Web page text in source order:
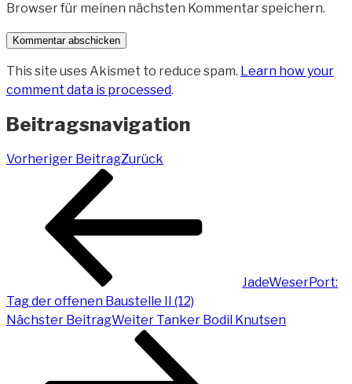
Browser für meinen nächsten Kommentar speichern.
This site uses Akismet to reduce spam. Learn how your
comment data is processed.
Beitragsnavigation
Vorheriger BeitragZurück
JadeWeserPort:
Tag der offenen Baustelle II (12)
Nächster BeitragWeiter Tanker Bodil Knutsen